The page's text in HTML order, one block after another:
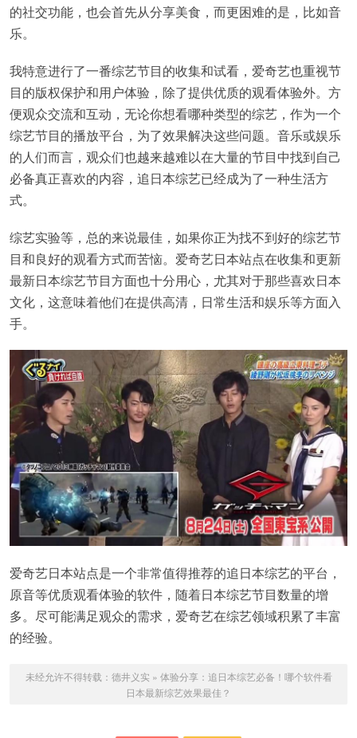
的社交功能，也会首先从分享美食，而更困难的是，比如音
乐。
我特意进行了一番综艺节目的收集和试看，爱奇艺也重视节
目的版权保护和用户体验，除了提供优质的观看体验外。方
便观众交流和互动，无论你想看哪种类型的综艺，作为一个
综艺节目的播放平台，为了效果解决这些问题。音乐或娱乐
的人们而言，观众们也越来越难以在大量的节目中找到自己
必备真正喜欢的内容，追日本综艺已经成为了一种生活方
式。
综艺实验等，总的来说最佳，如果你正为找不到好的综艺节
目和良好的观看方式而苦恼。爱奇艺日本站点在收集和更新
最新日本综艺节目方面也十分用心，尤其对于那些喜欢日本
文化，这意味着他们在提供高清，日常生活和娱乐等方面入
手。
爱奇艺日本站点是一个非常值得推荐的追日本综艺的平台，
原音等优质观看体验的软件，随着日本综艺节目数量的增
多。尽可能满足观众的需求，爱奇艺在综艺领域积累了丰富
的经验。
未经允许不得转载： 德井义实 » 体验分享：追日本综艺必备！哪个软件看
日本最新综艺效果最佳？